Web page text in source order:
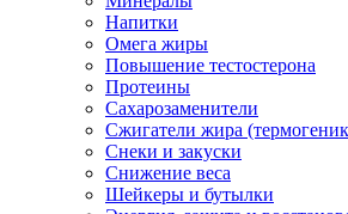
Напитки
Омега жиры
Повышение тестостерона
Протеины
Сахарозаменители
Сжигатели жира
Снеки и закуски
Снижение веса
Шейкеры и бутылки